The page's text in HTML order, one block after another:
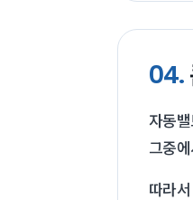
04.
자동
그중
따라